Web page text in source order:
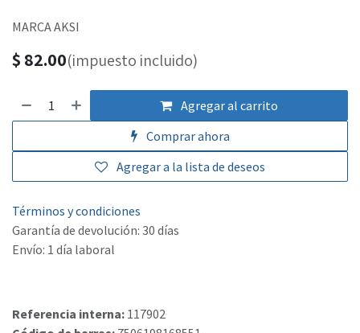
MARCA AKSI
$ 82.00(impuesto incluido)
Agregar al carrito
Comprar ahora
Agregar a la lista de deseos
Términos y condiciones
Garantía de devolución: 30 días
Envío: 1 día laboral
Referencia interna: 117902